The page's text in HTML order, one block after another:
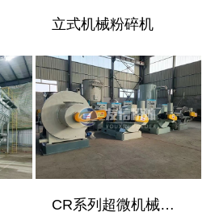
立式机械粉碎机
CR系列超微机械粉碎机